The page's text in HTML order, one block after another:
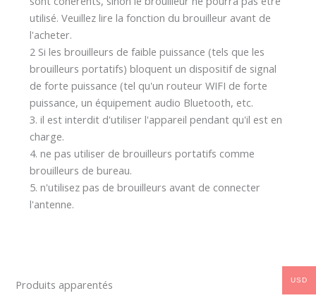
utilisé. Veuillez lire la fonction du brouilleur avant de
l'acheter.
2 Si les brouilleurs de faible puissance (tels que les
brouilleurs portatifs) bloquent un dispositif de signal
de forte puissance (tel qu'un routeur WIFI de forte
puissance, un équipement audio Bluetooth, etc.
3. il est interdit d'utiliser l'appareil pendant qu'il est en
charge.
4. ne pas utiliser de brouilleurs portatifs comme
brouilleurs de bureau.
5. n'utilisez pas de brouilleurs avant de connecter
l'antenne.
Produits apparentés USD